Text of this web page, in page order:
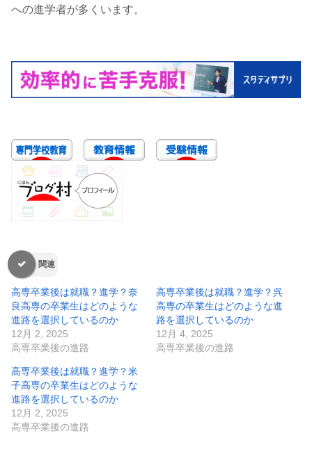
への進学者が多くいます。
関連
高専卒業後は就職？進学？奈
良高専の卒業生はどのような
進路を選択しているのか
12月 2, 2025
高専卒業後の進路
高専卒業後は就職？進学？呉
高専の卒業生はどのような進
路を選択しているのか
12月 4, 2025
高専卒業後の進路
高専卒業後は就職？進学？米
子高専の卒業生はどのような
進路を選択しているのか
12月 2, 2025
高専卒業後の進路